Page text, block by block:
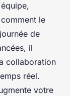
le
de
il
collaboration
réel.
votre